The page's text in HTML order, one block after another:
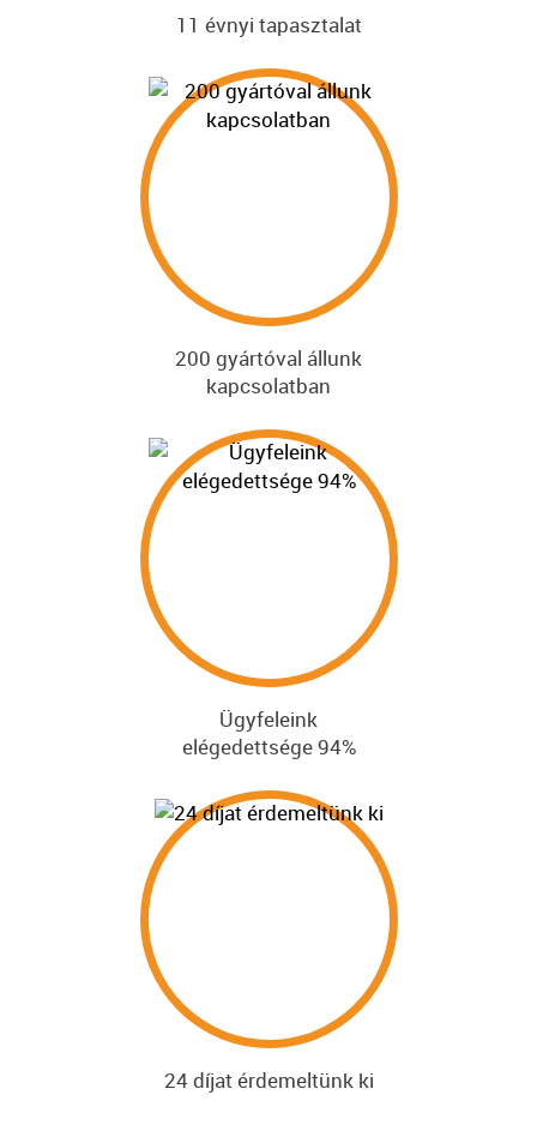
11 évnyi tapasztalat
200 gyártóval állunk
kapcsolatban
Ügyfeleink
elégedettsége 94%
24 díjat érdemeltünk ki